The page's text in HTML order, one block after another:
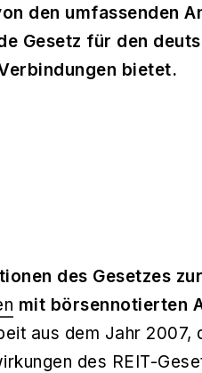
den umfassenden
Gesetz für den
bietet.
des Gesetzes
mit börsennotierten
aus dem Jahr 2007,
des REIT-